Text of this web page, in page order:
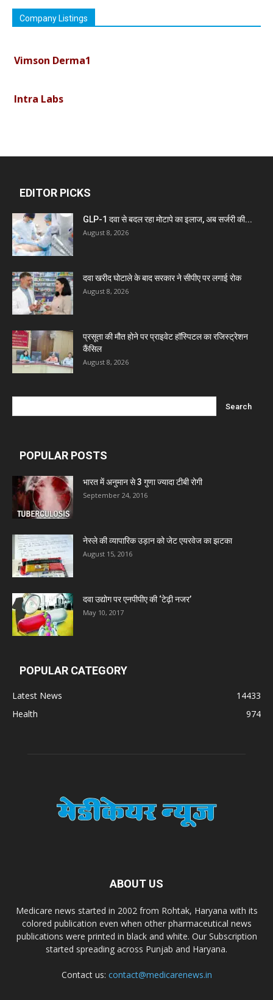
Company Listings
Vimson Derma1
Intra Labs
Invision Pharma Limited
Ben Pharmaceuticals
Mcneil & Argus Pharmaceuticals Limited
Leeford Healthcare Ltd
Admac Group Companies
Deep Shree Pharmaceuticals
Zumentes Healthcare
Digital Vision
Sat Jinda Kalyana Pharmacy
Carewell Ayurveda
Dr. Madhukar Pharmaceuticals (P) Ltd
Domagk Smith Labs Pvt Ltd
Diya Healthcare Private Limited
EDITOR PICKS
GLP-1 दवा से बदल रहा मोटापे का इलाज, अब सर्जरी की...
August 8, 2026
दवा खरीद घोटाले के बाद सरकार ने सीपीए पर लगाई रोक
August 8, 2026
प्रसूता की मौत होने पर प्राइवेट हॉस्पिटल का रजिस्ट्रेशन
कैंसिल
August 8, 2026
POPULAR POSTS
भारत में अनुमान से 3 गुणा ज्यादा टीबी रोगी
September 24, 2016
नेस्ले की व्यापारिक उड़ान को जेट एयरवेज का झटका
August 15, 2016
दवा उद्योग पर एनपीपीए की ‘टेढ़ी नजर’
May 10, 2017
POPULAR CATEGORY
Latest News
14433
Health
974
ABOUT US
Medicare news started in 2002 from Rohtak, Haryana with its
colored publication even when other pharmaceutical news
publications were printed in black and white. Our Subscription
started spreading across Punjab and Haryana.
Contact us: contact@medicarenews.in